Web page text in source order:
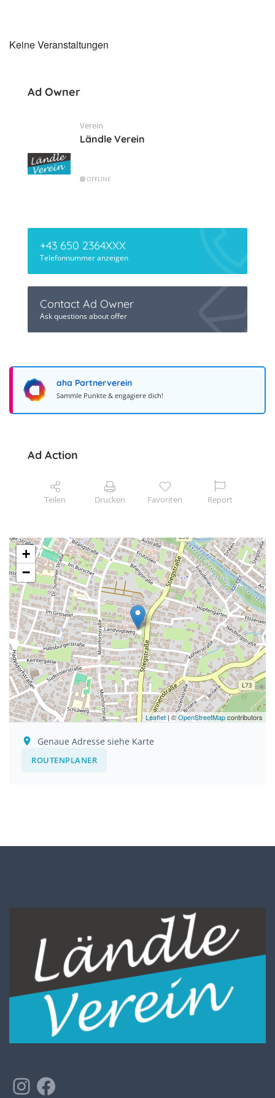
Keine Veranstaltungen
Ad Owner
Verein
Ländle Verein
OFFLINE
+43 650 2364XXX
Telefonnummer anzeigen
Contact Ad Owner
Ask questions about offer
aha Partnerverein
Sammle Punkte & engagiere dich!
Ad Action
Teilen Drucken Favoriten Report
+
−
Leaflet | ©OpenStreetMapcontributors
Genaue Adresse siehe Karte
ROUTENPLANER